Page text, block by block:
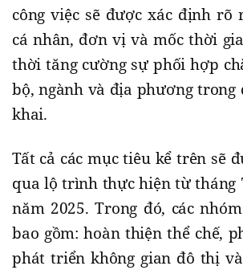
công việc sẽ được xác định rõ
cá nhân, đơn vị và mốc thời
thời tăng cường sự phối hợp
bộ, ngành và địa phương
khai.
Tất cả các mục tiêu kể trên sẽ
qua lộ trình thực hiện từ tháng
năm 2025. Trong đó, các
bao gồm: hoàn thiện thể chế,
phát triển không gian đô thị